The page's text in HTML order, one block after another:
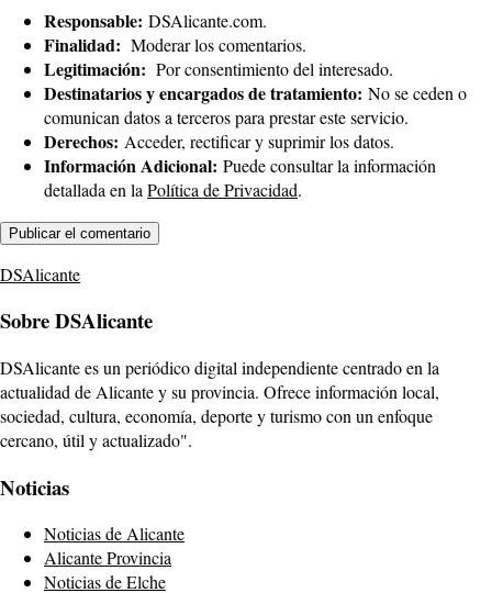
Responsable: DSAlicante.com.
Finalidad: Moderar los comentarios.
Legitimación: Por consentimiento del interesado.
Destinatarios y encargados de tratamiento: No se ceden o
comunican datos a terceros para prestar este servicio.
Derechos: Acceder, rectificar y suprimir los datos.
Información Adicional: Puede consultar la información
detallada en la Política de Privacidad.
DSAlicante
Sobre DSAlicante
DSAlicante es un periódico digital independiente centrado en la
actualidad de Alicante y su provincia. Ofrece información local,
sociedad, cultura, economía, deporte y turismo con un enfoque
cercano, útil y actualizado".
Noticias
Noticias de Alicante
Alicante Provincia
Noticias de Elche